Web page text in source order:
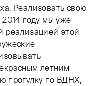
Реализовать свою
году мы уже
реализацией этой
летним
прогулку по ВДНХ,